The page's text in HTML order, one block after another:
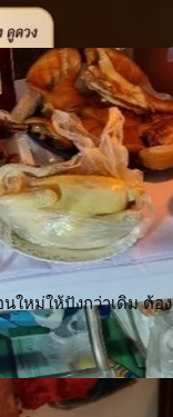
หม่ให้ปังกว่าเดิม ต้อ